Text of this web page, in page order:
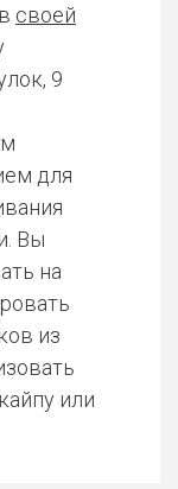
своей
9
для
Вы
на
из
или